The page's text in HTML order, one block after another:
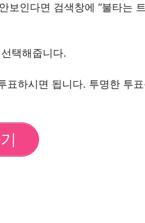
보인다면 검색창에 “불타는
택해줍니다.
표하시면 됩니다. 투명한 투